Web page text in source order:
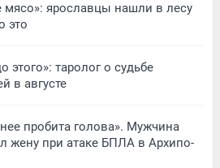
мясо»: ярославцы нашли в лесу
это
этого»: таролог о судьбе
в августе
пробита голова». Мужчина
жену при атаке БПЛА в Архипо-